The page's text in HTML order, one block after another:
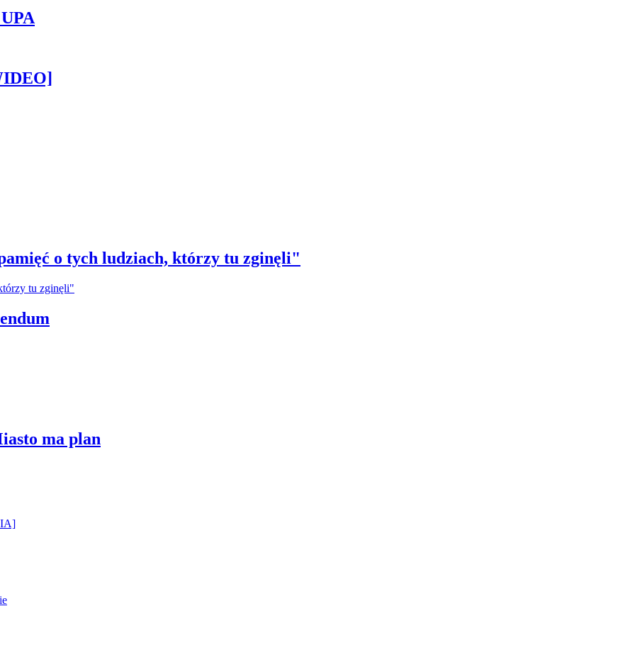
o tych ludziach, którzy tu zginęli"
ma plan